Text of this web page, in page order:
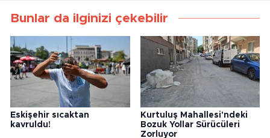
Bunlar da ilginizi çekebilir
Eskişehir sıcaktan
kavruldu!
Kurtuluş Mahallesi'ndeki
Bozuk Yollar Sürücüleri
Zorluyor